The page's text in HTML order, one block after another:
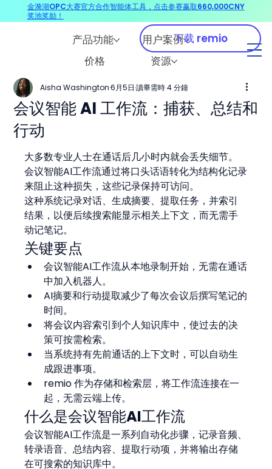
产品功能
用户案例
价格
资源
下载 remio
会议智能 AI 工作流：捕获、总结和
行动
Aisha Washington 6月5日 讀畢需時 4 分鐘
大多数专业人士在通话后几小时内就会丢失细节。
会议智能AI工作流通过将口头话语转化为结构化记录
来阻止这种损失，这些记录保持可访问。
这种系统记录对话、生成摘要、提取任务，并索引
结果，以便后续搜索能显示相关上下文，而无需手
动记笔记。
关键要点
会议智能AI工作流从本地录制开始，无需在通话
中加入机器人。
AI摘要和行动提取减少了每次会议后撰写笔记的
时间。
将会议内容索引到个人知识库中，使过去的决
策可按需检索。
当系统持有先前通话的上下文时，可以自动生
成跟进事项。
remio 作为存储和检索层，将工作流连接在一
起，无需云端上传。
什么是会议智能AI工作流
会议智能AI工作流是一系列自动化步骤，记录音频、
转录语音、总结内容、提取行动项，并将输出存储
在可搜索的知识库中。
金漪湖OPC大赛官方合作智能体工具，点击参赛赢取660,000CNY
奖池奖励！